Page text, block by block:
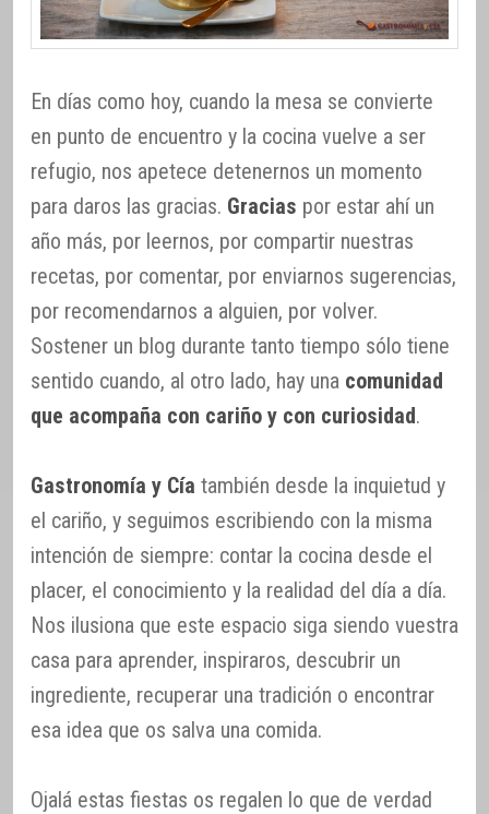
En días como hoy, cuando la mesa se convierte
en punto de encuentro y la cocina vuelve a ser
refugio, nos apetece detenernos un momento
para daros las gracias. Gracias por estar ahí un
año más, por leernos, por compartir nuestras
recetas, por comentar, por enviarnos sugerencias,
por recomendarnos a alguien, por volver.
Sostener un blog durante tanto tiempo sólo tiene
sentido cuando, al otro lado, hay una comunidad
que acompaña con cariño y con curiosidad.
Gastronomía y Cía también desde la inquietud y
el cariño, y seguimos escribiendo con la misma
intención de siempre: contar la cocina desde el
placer, el conocimiento y la realidad del día a día.
Nos ilusiona que este espacio siga siendo vuestra
casa para aprender, inspiraros, descubrir un
ingrediente, recuperar una tradición o encontrar
esa idea que os salva una comida.
Ojalá estas fiestas os regalen lo que de verdad